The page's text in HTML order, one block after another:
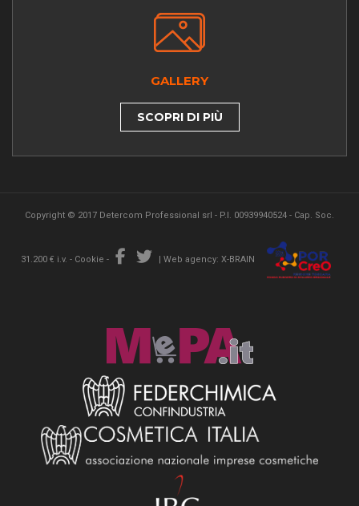
GALLERY
SCOPRI DI PIÙ
Copyright © 2017 Detercom Professional srl - P.I. 00939940524 - Cap. Soc.
31.200 € i.v. - Cookie - | Web agency: X-BRAIN